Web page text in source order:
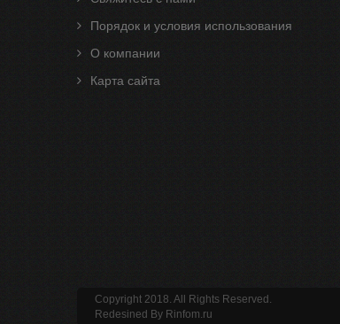
Порядок и условия использования
О компании
Карта сайта
Copyright 2018. All Rights Reserved.
Redesined By Rinfom.ru